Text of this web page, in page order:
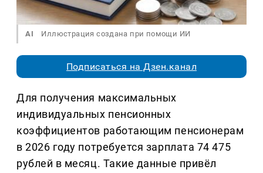
AI Иллюстрация создана при помощи ИИ
Подписаться на Дзен.канал
Для получения максимальных
индивидуальных пенсионных
коэффициентов работающим пенсионерам
в 2026 году потребуется зарплата 74 475
рублей в месяц. Такие данные привёл